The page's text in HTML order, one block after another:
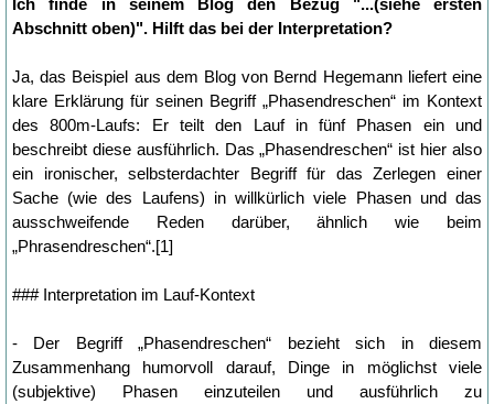
Ich finde in seinem Blog den Bezug "...(siehe ersten
Abschnitt oben)". Hilft das bei der Interpretation?
Ja, das Beispiel aus dem Blog von Bernd Hegemann liefert eine
klare Erklärung für seinen Begriff „Phasendreschen“ im Kontext
des 800m-Laufs: Er teilt den Lauf in fünf Phasen ein und
beschreibt diese ausführlich. Das „Phasendreschen“ ist hier also
ein ironischer, selbsterdachter Begriff für das Zerlegen einer
Sache (wie des Laufens) in willkürlich viele Phasen und das
ausschweifende Reden darüber, ähnlich wie beim
„Phrasendreschen“.[1]
### Interpretation im Lauf-Kontext
- Der Begriff „Phasendreschen“ bezieht sich in diesem
Zusammenhang humorvoll darauf, Dinge in möglichst viele
(subjektive) Phasen einzuteilen und ausführlich zu